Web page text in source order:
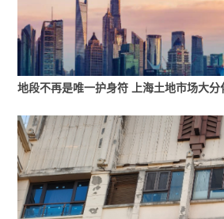
发展底价获得。
从此次地块成交溢价率也能看出
和新杨思板块的土地，这一批次
具体来看，此次土地出让中，位
元地块以及松江区地块热度较高。
前者吸引了5家开发商报名参与，
地段不再是唯一护身符 上海土地市场大分